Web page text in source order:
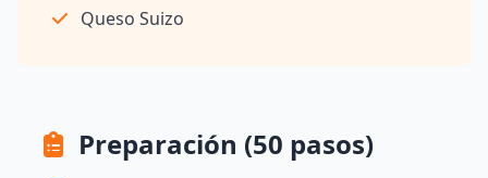
Queso Suizo
Preparación (50 pasos)